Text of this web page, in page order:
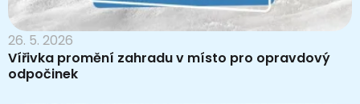
26. 5. 2026
Vířivka promění zahradu v místo pro opravdový
odpočinek